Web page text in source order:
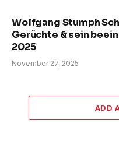
Wolfgang Stumph
Gerüchte & sein
2025
November 27, 2025
ADD